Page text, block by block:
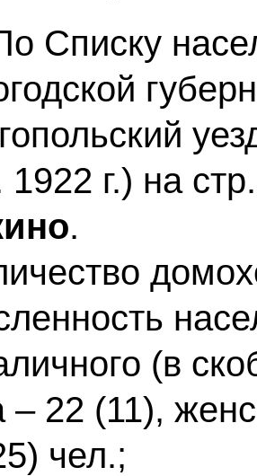
Списку
1922 г.) на
.
(в
– 22 (11),
чел.;